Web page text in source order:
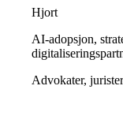
Hjort
AI-adopsjon,
Advokater,